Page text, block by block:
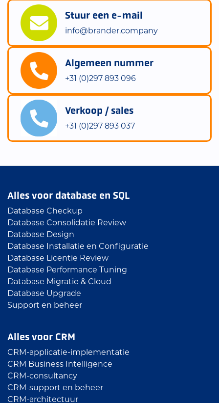
Stuur een e-mail
info@brander.company
Algemeen nummer
+31 (0)297 893 096
Verkoop / sales
+31 (0)297 893 037
Alles voor database en SQL
Database Checkup
Database Consolidatie Review
Database Design
Database Installatie en Configuratie
Database Licentie Review
Database Performance Tuning
Database Migratie & Cloud
Database Upgrade
Support en beheer
Alles voor CRM
CRM-applicatie-implementatie
CRM Business Intelligence
CRM-consultancy
CRM-support en beheer
CRM-architectuur